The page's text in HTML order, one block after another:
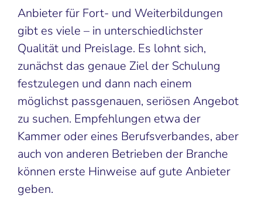
Anbieter für Fort- und Weiterbildungen
gibt es viele – in unterschiedlichster
Qualität und Preislage. Es lohnt sich,
zunächst das genaue Ziel der Schulung
festzulegen und dann nach einem
möglichst passgenauen, seriösen Angebot
zu suchen. Empfehlungen etwa der
Kammer oder eines Berufsverbandes, aber
auch von anderen Betrieben der Branche
können erste Hinweise auf gute Anbieter
geben.